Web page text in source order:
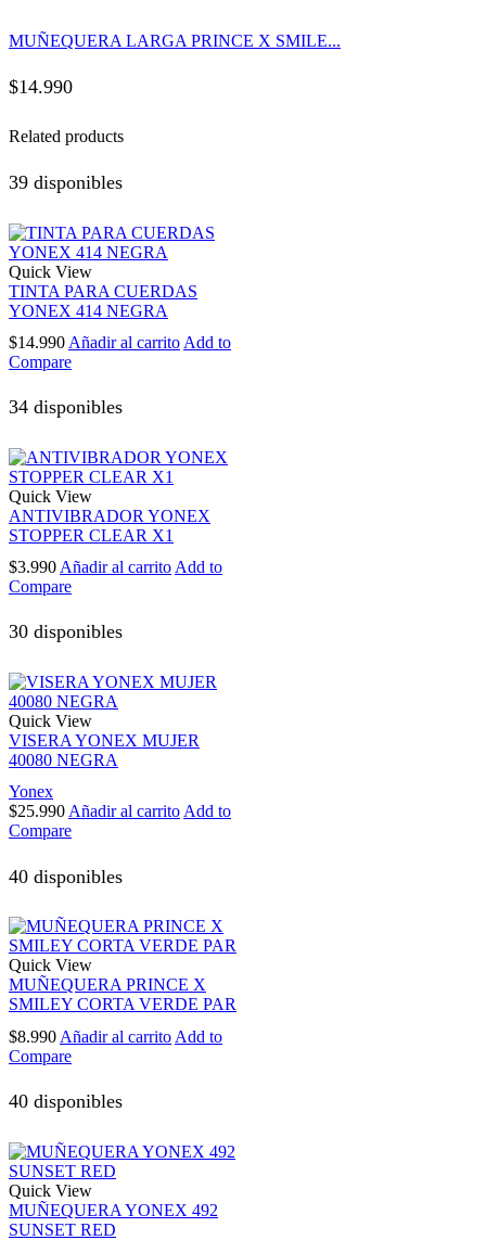
MUÑEQUERA LARGA PRINCE X SMILE...
$14.990
Related products
39 disponibles
Quick View
TINTA PARA CUERDAS
YONEX 414 NEGRA
$14.990 Añadir al carrito Add to
Compare
34 disponibles
Quick View
ANTIVIBRADOR YONEX
STOPPER CLEAR X1
$3.990 Añadir al carrito Add to
Compare
30 disponibles
Quick View
VISERA YONEX MUJER
40080 NEGRA
Yonex
$25.990 Añadir al carrito Add to
Compare
40 disponibles
Quick View
MUÑEQUERA PRINCE X
SMILEY CORTA VERDE PAR
$8.990 Añadir al carrito Add to
Compare
40 disponibles
Quick View
MUÑEQUERA YONEX 492
SUNSET RED